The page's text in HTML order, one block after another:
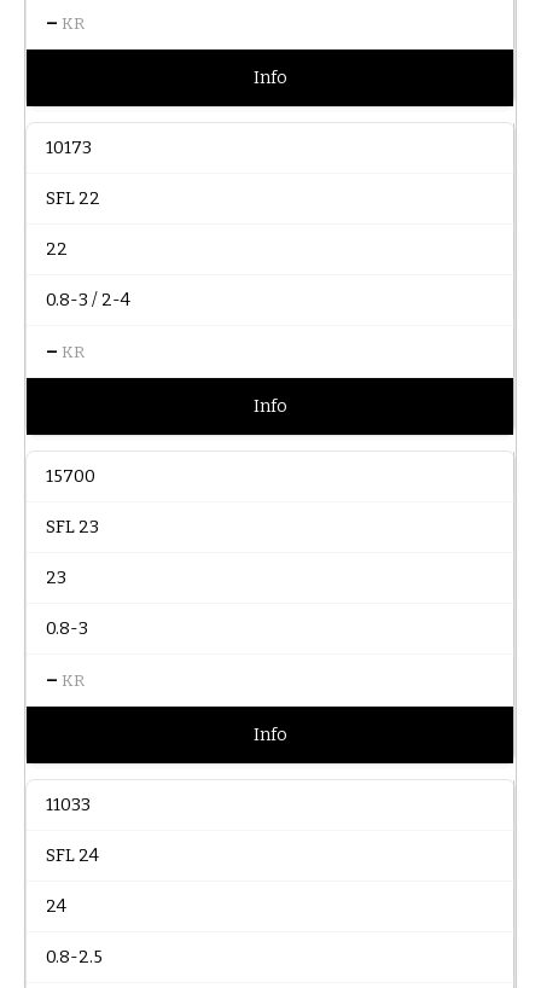
– KR
Info
10173
SFL 22
22
0.8-3 / 2-4
– KR
Info
15700
SFL 23
23
0.8-3
– KR
Info
11033
SFL 24
24
0.8-2.5